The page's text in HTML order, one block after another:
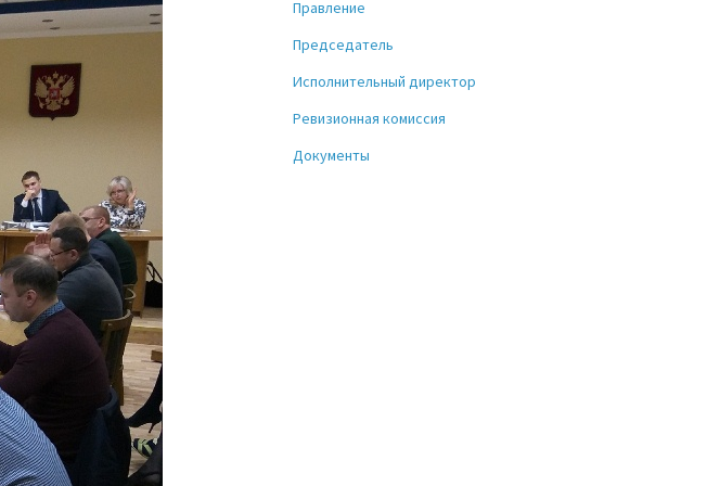
Правление
Председатель
Исполнительный директор
Ревизионная комиссия
Документы